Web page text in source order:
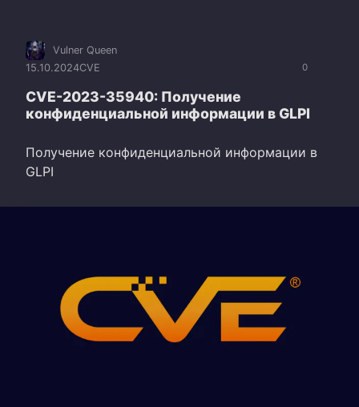
0
Vulner Queen
15.10.2024CVE
CVE-2023-35940: Получение
конфиденциальной информации в GLPI
Получение конфиденциальной информации в
GLPI